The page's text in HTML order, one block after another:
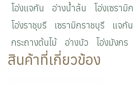
โอ่งแจกัน อ่างน้ำล้น โอ่งเซรามิก
โอ่งราชุบรี
เซรามิกราชบุรี แจกัน
กระถางต้นไม้
อ่างบัว โอ่งมังกร
สินค้าที่เกี่ยวข้อง